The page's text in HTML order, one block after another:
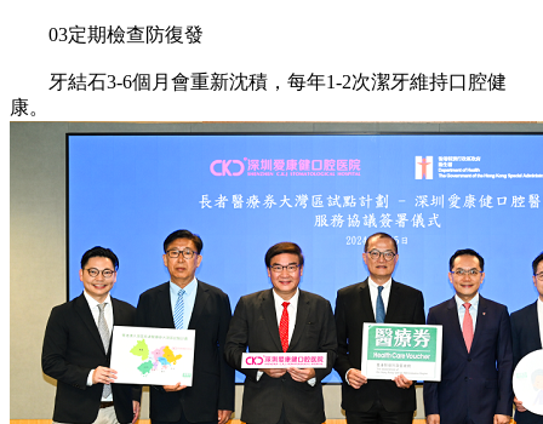
03定期檢查防復發
牙結石3-6個月會重新沈積，‌每年1-2次潔牙‌維持口腔健
康。